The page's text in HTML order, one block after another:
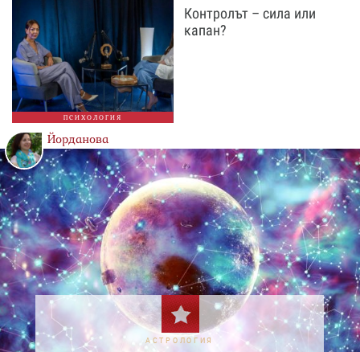
ПСИХОЛОГИЯ
Контролът – сила или
капан?
Йорданова
АСТРОЛОГИЯ